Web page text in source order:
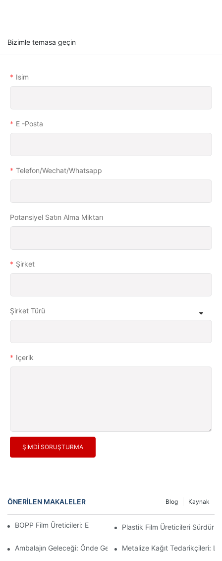
Bizimle temasa geçin
Isim
E -posta
Telefon/wechat/whatsapp
Potansiyel Satın Alma Miktarı
Şirket
Şirket Türü
Içerik
ŞIMDI SORUŞTURMA
ÖNERILEN MAKALELER Kaynak
Blog
BOPP Film Üreticileri: Esnek Ambalajın Omurgası
Plastik Film Üreticileri
Ambalajın Geleceği: Önde Gelen Malzeme Üreticilerinden Elde
Metalize Kağıt Tedarikçileri: